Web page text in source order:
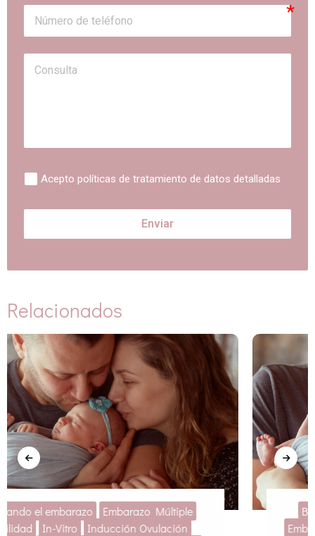
Acepto políticas de tratamiento de datos detalladas
Enviar
Relacionados
Baja Complejidad
Buscando el embarazo
Embarazo Múltiple
Fertilidad
In-